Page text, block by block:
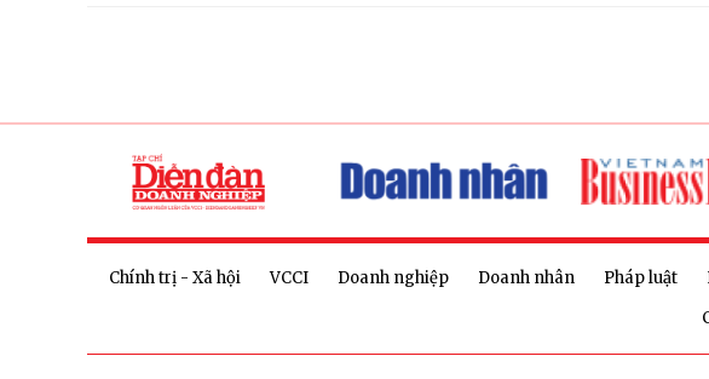
Chính trị - Xã hội VCCI Doanh nghiệp Doanh nhân Pháp luật